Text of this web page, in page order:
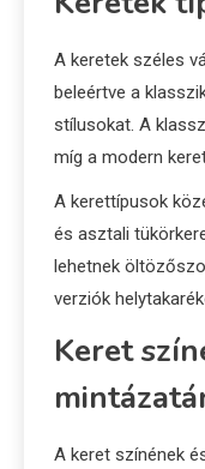
A keretek széles
beleértve a
stílusokat. A
míg a modern
A kerettípusok
és asztali
lehetnek
verziók
Keret
A keret színének